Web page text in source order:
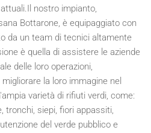
nostro impianto,
Bottarone, è equipaggiato con
da un team di tecnici altamente
è quella di assistere le aziende
delle loro operazioni,
la loro immagine nel
varietà di rifiuti verdi, come:
tronchi, siepi, fiori appassiti,
del verde pubblico e